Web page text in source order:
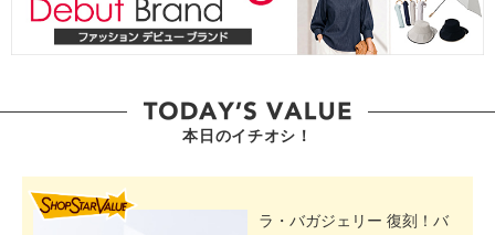
本日のイチオシ！
ラ・バガジェリー 復刻！バ